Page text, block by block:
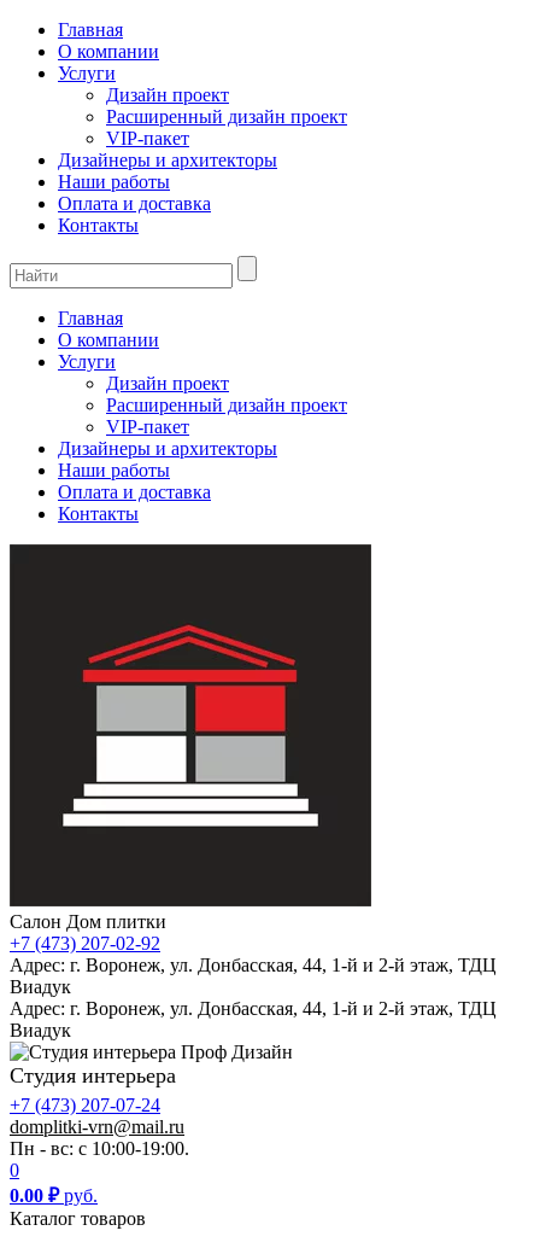
Главная
О компании
Услуги
Дизайн проект
Расширенный дизайн проект
VIP-пакет
Дизайнеры и архитекторы
Наши работы
Оплата и доставка
Контакты
Главная
О компании
Услуги
Дизайн проект
Расширенный дизайн проект
VIP-пакет
Дизайнеры и архитекторы
Наши работы
Оплата и доставка
Контакты
Салон Дом плитки
+7 (473) 207-02-92
Адрес: г. Воронеж, ул. Донбасская, 44, 1-й и 2-й этаж, ТДЦ
Виадук
Адрес: г. Воронеж, ул. Донбасская, 44, 1-й и 2-й этаж, ТДЦ
Виадук
Студия интерьера
+7 (473) 207-07-24
domplitki-vrn@mail.ru
Пн - вс: с 10:00-19:00.
0
0.00 ₽руб.
Каталог товаров